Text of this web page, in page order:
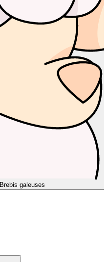
Brebis galeuses